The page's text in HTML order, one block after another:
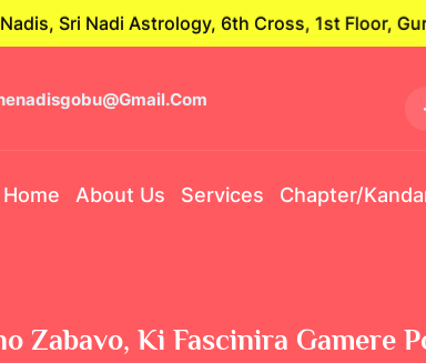
Nadi Astrology, 6th Cross, 1st Floor, Guru
Home About Us Services Chapter/
Zabavo, Ki Fascinira Gamere